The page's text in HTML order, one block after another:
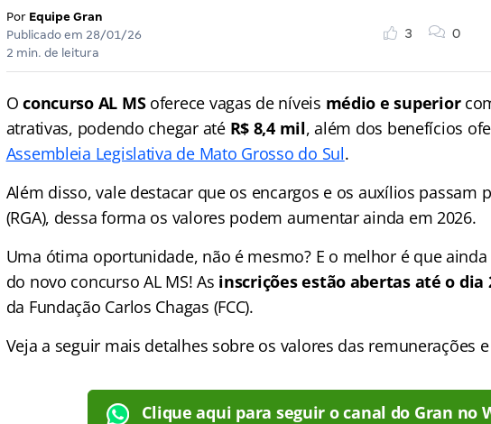
Por Equipe Gran
Publicado em 28/01/26
2 min. de leitura
3 0
Oconcurso AL MSoferece vagas de níveis médio e superior
atrativas, podendo chegar até R$ 8,4 mil, além dos benefícios
Assembleia Legislativa de Mato Grosso do Sul.
Além disso, vale destacar que os encargos e os auxílios passam
(RGA), dessa forma os valores podem aumentar ainda em 2026.
Uma ótima oportunidade, não é mesmo? E o melhor é que
do novo concurso AL MS! As inscrições estão abertas até o dia
da Fundação Carlos Chagas (FCC).
Veja a seguir mais detalhes sobre os valores das remunerações
Clique aqui para seguir o canal do Gran no